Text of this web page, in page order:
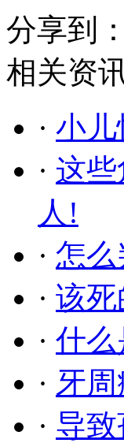
分享到：
相关资
· 小
· 这
人!
· 怎
· 该
· 什
· 牙
· 导